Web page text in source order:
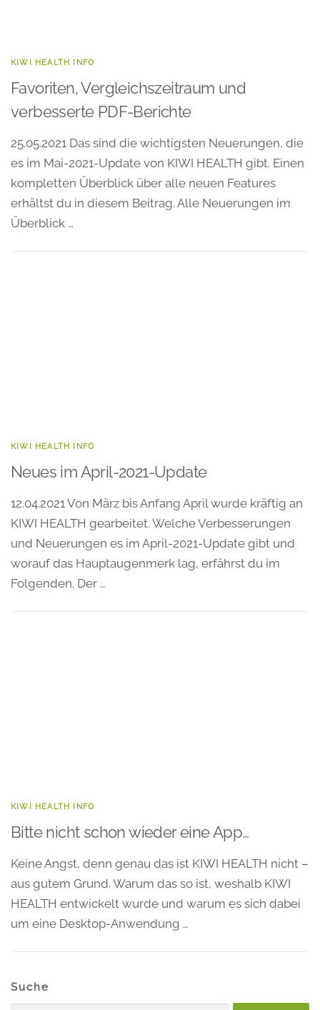
KIWI HEALTH INFO
Favoriten, Vergleichszeitraum und
verbesserte PDF-Berichte
25.05.2021 Das sind die wichtigsten Neuerungen, die
es im Mai-2021-Update von KIWI HEALTH gibt. Einen
kompletten Überblick über alle neuen Features
erhältst du in diesem Beitrag. Alle Neuerungen im
Überblick …
KIWI HEALTH INFO
Neues im April-2021-Update
12.04.2021 Von März bis Anfang April wurde kräftig an
KIWI HEALTH gearbeitet. Welche Verbesserungen
und Neuerungen es im April-2021-Update gibt und
worauf das Hauptaugenmerk lag, erfährst du im
Folgenden. Der …
KIWI HEALTH INFO
Bitte nicht schon wieder eine App…
Keine Angst, denn genau das ist KIWI HEALTH nicht –
aus gutem Grund. Warum das so ist, weshalb KIWI
HEALTH entwickelt wurde und warum es sich dabei
um eine Desktop-Anwendung …
Suche